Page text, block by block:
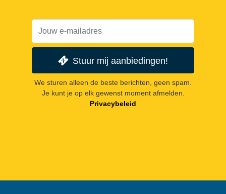
Stuur mij aanbiedingen!
We sturen alleen de beste berichten, geen spam.
Je kunt je op elk gewenst moment afmelden.
Privacybeleid